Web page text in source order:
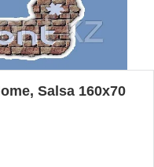
Salsa 160x70